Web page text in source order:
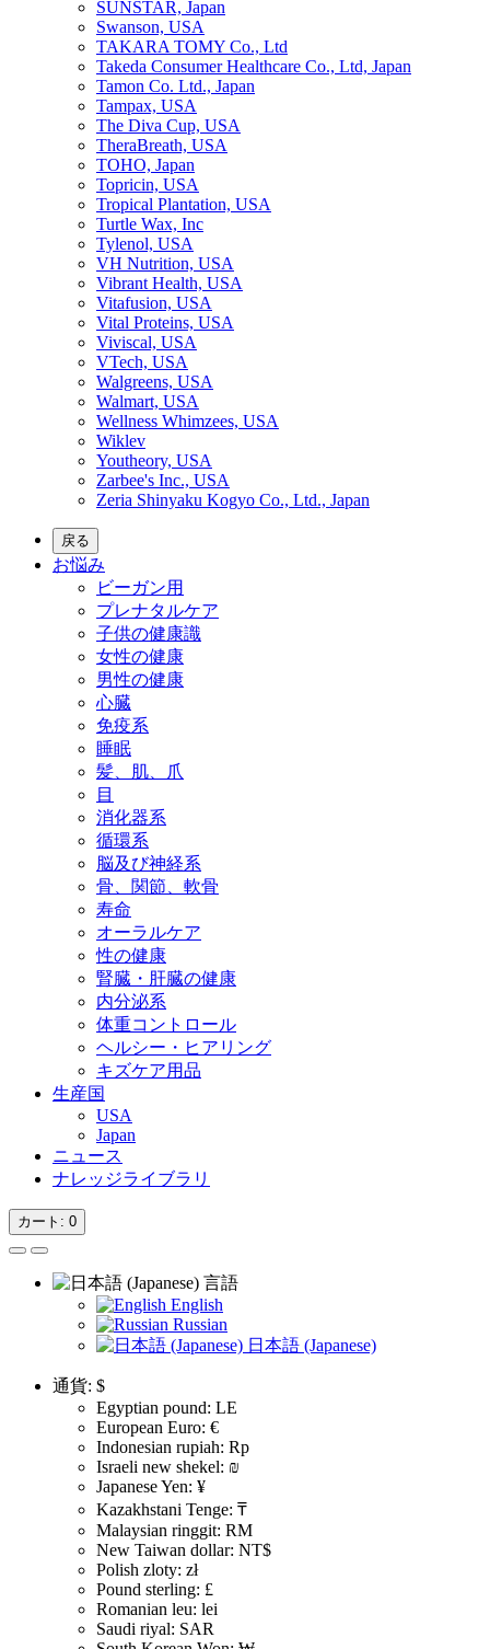
SUNSTAR, Japan
Swanson, USA
TAKARA TOMY Co., Ltd
Takeda Consumer Healthcare Co., Ltd, Japan
Tamon Co. Ltd., Japan
Tampax, USA
The Diva Cup, USA
TheraBreath, USA
TOHO, Japan
Topricin, USA
Tropical Plantation, USA
Turtle Wax, Inc
Tylenol, USA
VH Nutrition, USA
Vibrant Health, USA
Vitafusion, USA
Vital Proteins, USA
Viviscal, USA
VTech, USA
Walgreens, USA
Walmart, USA
Wellness Whimzees, USA
Wiklev
Youtheory, USA
Zarbee's Inc., USA
Zeria Shinyaku Kogyo Co., Ltd., Japan
戻る
お悩み
ビーガン用
プレナタルケア
子供の健康識
女性の健康
男性の健康
心臓
免疫系
睡眠
髪、肌、爪
目
消化器系
循環系
脳及び神経系
骨、関節、軟骨
寿命
オーラルケア
性の健康
腎臓・肝臓の健康
内分泌系
体重コントロール
ヘルシー・ヒアリング
キズケア用品
生産国
USA
Japan
ニュース
ナレッジライブラリ
カート : 0
言語
English
Russian
日本語 (Japanese)
通貨: $
Egyptian pound: LE
European Euro: €
Indonesian rupiah: Rp
Israeli new shekel: ₪
Japanese Yen: ¥
Kazakhstani Tenge: ₸
Malaysian ringgit: RM
New Taiwan dollar: NT$
Polish zloty: zł
Pound sterling: £
Romanian leu: lei
Saudi riyal: SAR